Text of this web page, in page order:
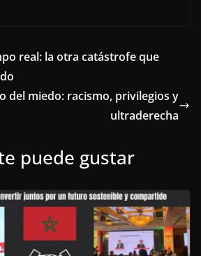
real: la otra catástrofe que
del miedo: racismo, privilegios y
ultraderecha
puede gustar